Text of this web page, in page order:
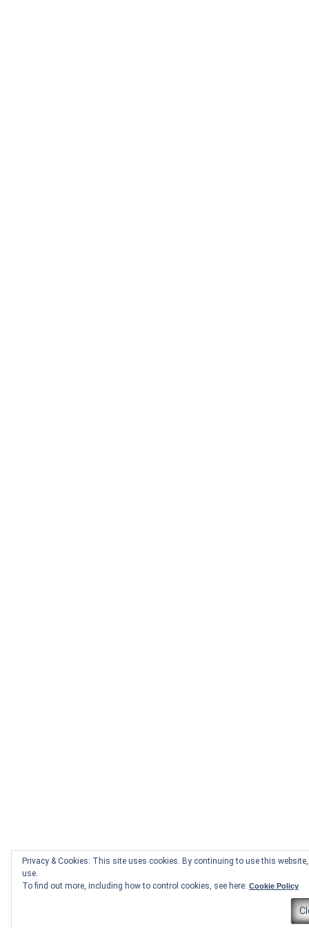
Privacy & Cookies: This site uses cookies. By continuing to use this
use.
To find out more, including how to control cookies, see here: Cookie Policy